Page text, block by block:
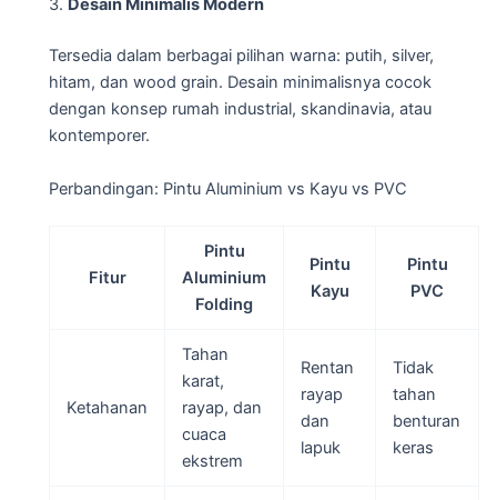
3. Desain Minimalis Modern
Tersedia dalam berbagai pilihan warna: putih, silver,
hitam, dan wood grain. Desain minimalisnya cocok
dengan konsep rumah industrial, skandinavia, atau
kontemporer.
Perbandingan: Pintu Aluminium vs Kayu vs PVC
Fitur
Pintu
Aluminium
Folding
Pintu
Kayu
Pintu
PVC
Ketahanan
Tahan
karat,
rayap, dan
cuaca
ekstrem
Rentan
rayap
dan
lapuk
Tidak
tahan
benturan
keras